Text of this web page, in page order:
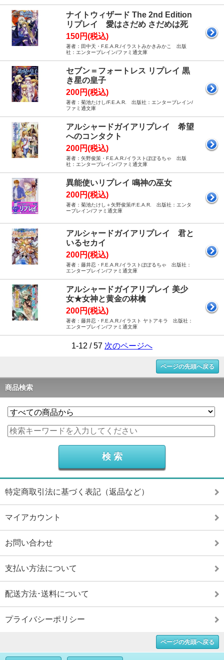
ナイトウィザード The 2nd Edition
リプレイ 愛はさだめ さだめは死
150円(税込)
著者：田中天・F.E.A.R./イラストみかきみかこ 出版
社：エンターブレイン/ファミ通文庫
セブン＝フォートレス リプレイ 黒
き星の皇子
200円(税込)
著者：菊池たけし/F.E.A.R. 出版社：エンターブレイン/
ファミ通文庫
アルシャードガイアリプレイ 希望
へのコンタクト
200円(税込)
著者：矢野俊策・F.E.A.R./イラストぽぽるちゃ 出版
社：エンターブレイン/ファミ通文庫
異能使いリプレイ 鳴神の巫女
200円(税込)
著者：菊池たけし＋矢野俊策/F.E.A.R. 出版社：エンタ
ーブレイン/ファミ通文庫
アルシャードガイアリプレイ 君と
いるセカイ
200円(税込)
著者：藤井忍・F.E.A.R./イラストぽぽるちゃ 出版社：
エンターブレイン/ファミ通文庫
アルシャードガイアリプレイ 美少
女★女神と黄金の林檎
200円(税込)
著者：藤井忍・F.E.A.R./イラスト ヤトアキラ 出版社：
エンターブレイン/ファミ通文庫
1-12 / 57 次のページへ
ページの先頭へ戻る
商品検索
特定商取引法に基づく表記（返品など）
マイアカウント
お問い合わせ
支払い方法について
配送方法･送料について
プライバシーポリシー
ページの先頭へ戻る